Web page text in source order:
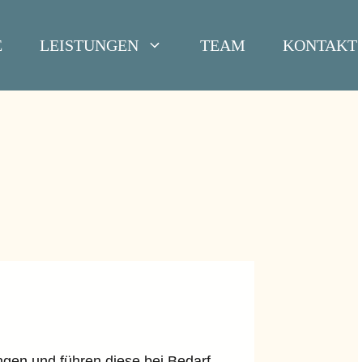
LEISTUNGEN TEAM KONTAKT